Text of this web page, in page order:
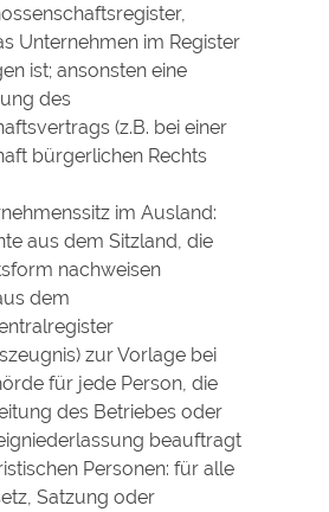
Unternehmen im Register
ist; ansonsten eine
des
(z.B. bei einer
bürgerlichen Rechts
im Ausland:
aus dem Sitzland, die
nachweisen
dem
zur Vorlage bei
für jede Person, die
des Betriebes oder
beauftragt
Personen: für alle
Satzung oder